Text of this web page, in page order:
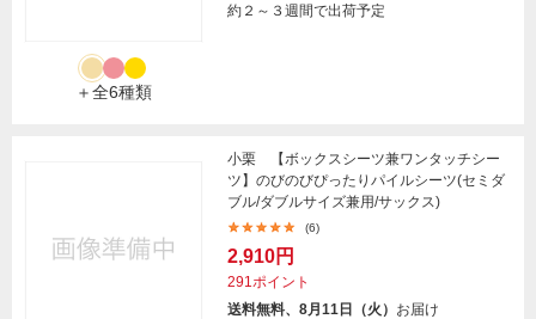
＋全6種類
約２～３週間で出荷予定
小栗 【ボックスシーツ兼ワンタッチシー
ツ】のびのびぴったりパイルシーツ(セミダ
ブル/ダブルサイズ兼用/サックス)
(6)
2,910円
291ポイント
送料無料、8月11日（火） お届け